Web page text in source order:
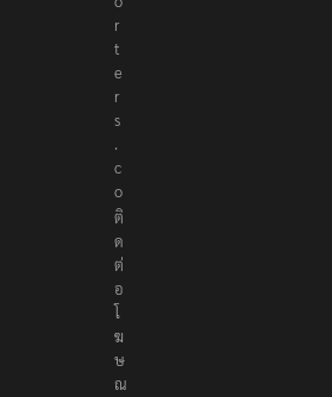
r
t
e
r
s
.
c
o
ติ
ด
ต่
อ
โ
ฆ
ษ
ณ